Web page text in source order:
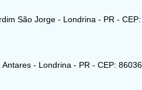
São Jorge - Londrina - PR - CEP:
- Londrina - PR - CEP: